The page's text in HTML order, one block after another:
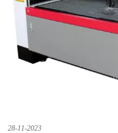
28-11-2023